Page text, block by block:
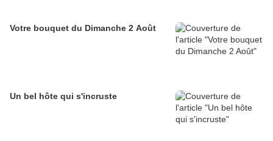
Votre bouquet du Dimanche 2 Août
Un bel hôte qui s'incruste